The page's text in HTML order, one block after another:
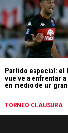
Partido especial: el
vuelve a enfrentar a
en medio de un gran
TORNEO CLAUSURA